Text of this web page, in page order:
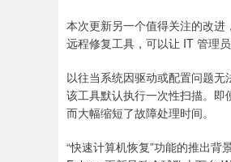
本次更新另一个值得关注的改进
远程修复工具，可以让 IT 管理
以往当系统因驱动或配置问题
该工具默认执行一次性扫描。
而大幅缩短了故障处理时间。
“快速计算机恢复”功能的推出